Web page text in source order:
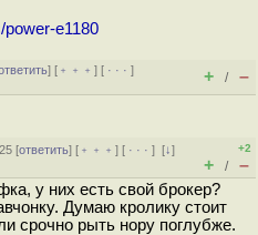
e1180
] [ ﹢﹢﹢] [ · · ·]
+ / –
[ответить] [ ﹢﹢﹢] [ · · ·][↓]
+2
+ / –
у них есть свой брокер?
Думаю кролику стоит
срочно рыть нору поглубже.